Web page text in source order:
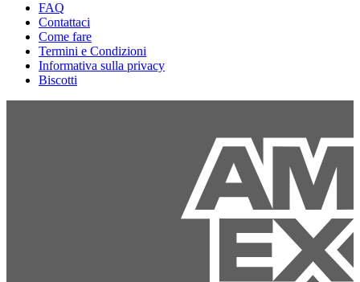
FAQ
Contattaci
Come fare
Termini e Condizioni
Informativa sulla privacy
Biscotti